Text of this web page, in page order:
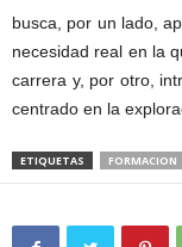
busca, por un lado,
necesidad real en la
carrera y, por otro,
centrado en la
ETIQUETAS FORMACION